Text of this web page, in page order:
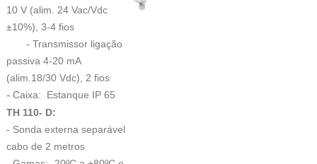
10 V (alim. 24 Vac/Vdc
±10%), 3-4 fios
- Transmissor ligação
passiva 4-20 mA
(alim.18/30 Vdc), 2 fios
- Caixa: Estanque IP 65
TH 110- D:
- Sonda externa separável
cabo de 2 metros